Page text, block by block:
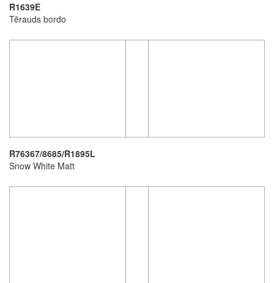
R1639E
Tērauds bordo
R76367/8685/R1895L
Snow White Matt